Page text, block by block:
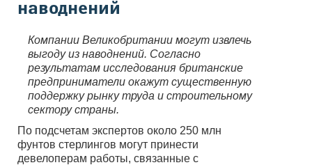
наводнений
Компании Великобритании могут извлечь
выгоду из наводнений. Согласно
результатам исследования британские
предприниматели окажут существенную
поддержку рынку труда и строительному
сектору страны.
По подсчетам экспертов около 250 млн
фунтов стерлингов могут принести
девелоперам работы, связанные с